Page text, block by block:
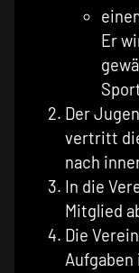
Er
Der
vertritt
nach
In die
Mitglied
Die
Aufgaben